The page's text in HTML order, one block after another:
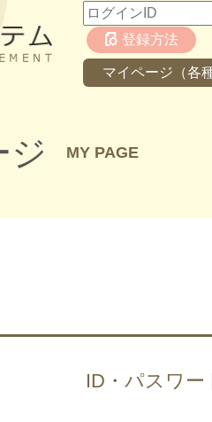
登録方法
マイページ（各
ジ MY PAGE
ID・パスワ